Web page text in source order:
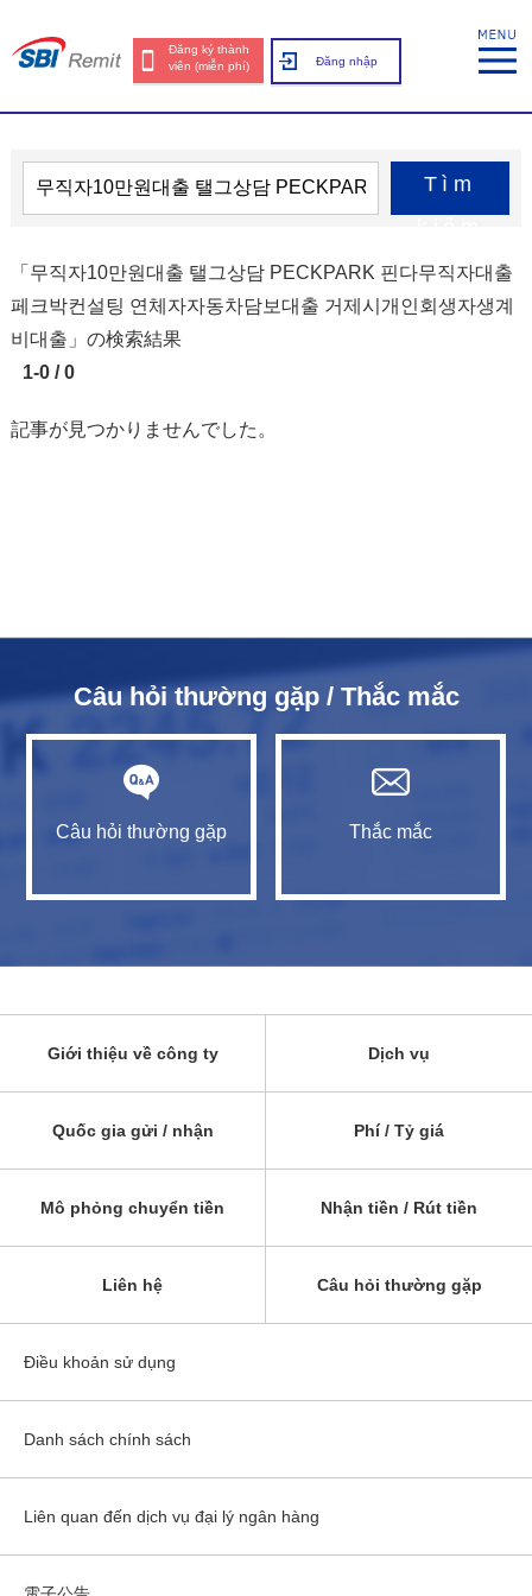
Đăng ký thành
viên (miễn phí)
Đăng nhập
Tìm
「무직자10만원대출 탤그상담 PECKPARK 핀다무직자대출
페크박컨설팅 연체자자동차담보대출 거제시개인회생자생계
비대출」の検索結果
1-0 / 0
記事が見つかりませんでした。
Câu hỏi thường gặp / Thắc mắc
Câu hỏi thường gặp Thắc mắc
Giới thiệu về công ty Dịch vụ
Quốc gia gửi / nhận Phí / Tỷ giá
Mô phỏng chuyển tiền Nhận tiền / Rút tiền
Liên hệ Câu hỏi thường gặp
Điều khoản sử dụng
Danh sách chính sách
Liên quan đến dịch vụ đại lý ngân hàng